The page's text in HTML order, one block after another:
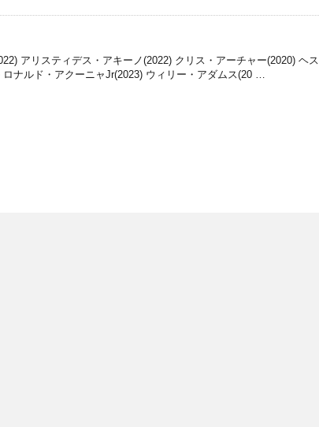
アリスティデス・アキーノ(2022) クリス・アーチャー(2020) ヘス
ロナルド・アクーニャJr(2023) ウィリー・アダムス(20 …